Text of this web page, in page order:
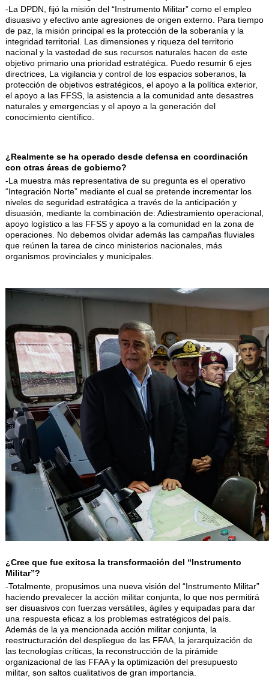
-La DPDN, fijó la misión del “Instrumento Militar” como el empleo
disuasivo y efectivo ante agresiones de origen externo. Para tiempo
de paz, la misión principal es la protección de la soberanía y la
integridad territorial. Las dimensiones y riqueza del territorio
nacional y la vastedad de sus recursos naturales hacen de este
objetivo primario una prioridad estratégica. Puedo resumir 6 ejes
directrices, La vigilancia y control de los espacios soberanos, la
protección de objetivos estratégicos, el apoyo a la política exterior,
el apoyo a las FFSS, la asistencia a la comunidad ante desastres
naturales y emergencias y el apoyo a la generación del
conocimiento científico.
¿Realmente se ha operado desde defensa en coordinación
con otras áreas de gobierno?
-La muestra más representativa de su pregunta es el operativo
“Integración Norte” mediante el cual se pretende incrementar los
niveles de seguridad estratégica a través de la anticipación y
disuasión, mediante la combinación de: Adiestramiento operacional,
apoyo logístico a las FFSS y apoyo a la comunidad en la zona de
operaciones. No debemos olvidar además las campañas fluviales
que reúnen la tarea de cinco ministerios nacionales, más
organismos provinciales y municipales.
¿Cree que fue exitosa la transformación del “Instrumento
Militar”?
-Totalmente, propusimos una nueva visión del “Instrumento Militar”
haciendo prevalecer la acción militar conjunta, lo que nos permitirá
ser disuasivos con fuerzas versátiles, ágiles y equipadas para dar
una respuesta eficaz a los problemas estratégicos del país.
Además de la ya mencionada acción militar conjunta, la
reestructuración del despliegue de las FFAA, la jerarquización de
las tecnologías críticas, la reconstrucción de la pirámide
organizacional de las FFAA y la optimización del presupuesto
militar, son saltos cualitativos de gran importancia.